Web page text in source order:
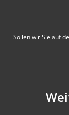
Sollen wir Sie auf